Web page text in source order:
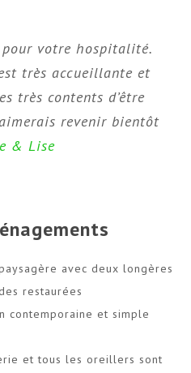
votre hospitalité.
très accueillante et
très contents d’être
revenir bientôt
& Lise
avec deux longères
restaurées
contemporaine et simple
et tous les oreillers sont